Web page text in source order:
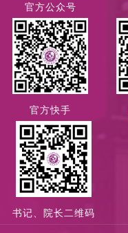
官方公众号
官方快手
书记、院长二维码